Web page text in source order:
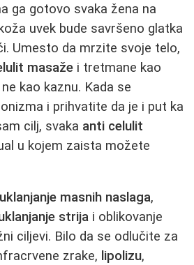
ga gotovo svaka žena na
uvek bude savršeno glatka
Umesto da mrzite svoje telo,
masaže i tretmane kao
kao kaznu. Kada se
i prihvatite da je i put ka
cilj, svaka anti celulit
u kojem zaista možete
uklanjanje masnih naslaga,
strija i oblikovanje
ciljevi. Bilo da se odlučite za
zrake, lipolizu,